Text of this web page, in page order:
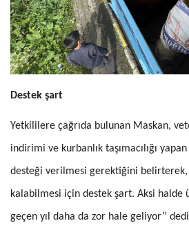
Destek şart
Yetkililere çağrıda bulunan Maskan,
indirimi ve kurbanlık taşımacılığı
desteği verilmesi gerektiğini belirterek,
kalabilmesi için destek şart. Aksi halde
geçen yıl daha da zor hale geliyor”